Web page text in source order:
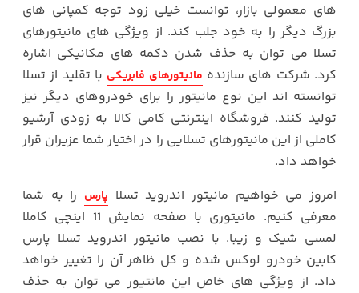
های معمولی بازار، توانست خیلی زود توجه کمپانی های
بزرگ دیگر را به خود جلب کند. از ویژگی های مانیتورهای
تسلا می توان به حذف شدن دکمه های مکانیکی اشاره
کرد. شرکت های سازنده مانیتورهای فابریکی با تقلید از تسلا
توانسته اند این نوع مانیتور را برای خودروهای دیگر نیز
تولید کنند. فروشگاه اینترنتی کامی کالا به زودی آرشیو
کاملی از این مانیتورهای تسلایی را در اختیار شما عزیران قرار
خواهد داد.
امروز می خواهیم مانیتور اندروید تسلا پارس را به شما
معرفی کنیم. مانیتوری با صفحه نمایش 11 اینچی کاملا
لمسی شیک و زیبا. با نصب مانیتور اندروید تسلا پارس
کابین خودرو لوکس شده و کل ظاهر آن را تغییر خواهد
داد. از ویژگی های خاص این مانتیور می توان به حذف